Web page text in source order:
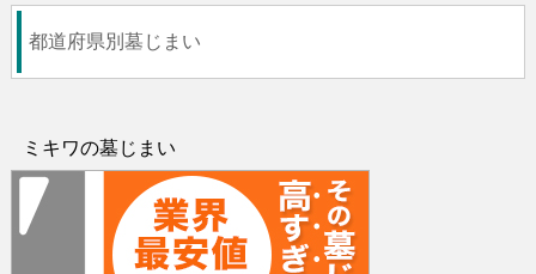
都道府県別墓じまい
ミキワの墓じまい